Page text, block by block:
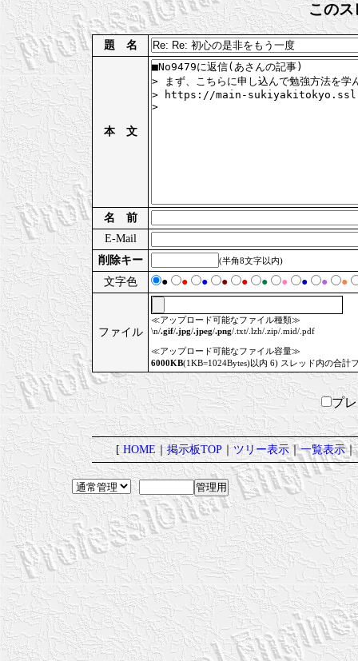
このス
題 名
本 文
名 前
E-Mail
削除キー
(半角8文字以内)
文字色 ● ● ● ● ● ● ● ● ● ●
ファイル
≪アップロード可能なファイル種類≫
\n/.gif/.jpg/.jpeg/.png/.txt/.lzh/.zip/.mid/.pdf
≪アップロード可能なファイル容量≫
6000KB(1KB=1024Bytes)以内 6) スレッド内の合計
プ
[HOME｜掲示板TOP｜ツリー表示｜一覧表示｜